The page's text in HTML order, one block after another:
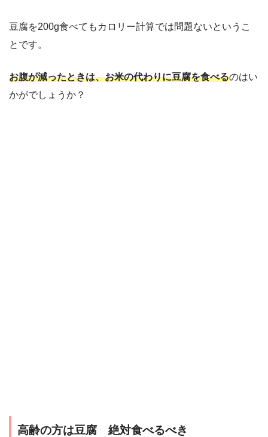
豆腐を200g食べてもカロリー計算では問題ないというこ
とです。
お腹が減ったときは、お米の代わりに豆腐を食べるのはい
かがでしょうか？
高齢の方は豆腐 絶対食べるべき